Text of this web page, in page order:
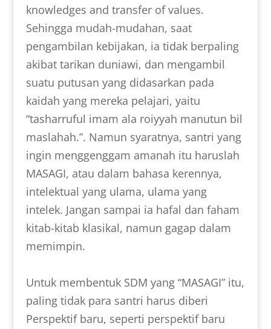
knowledges and transfer of values.
Sehingga mudah-mudahan, saat
pengambilan kebijakan, ia tidak berpaling
akibat tarikan duniawi, dan mengambil
suatu putusan yang didasarkan pada
kaidah yang mereka pelajari, yaitu
“tasharruful imam ala roiyyah manutun bil
maslahah.”. Namun syaratnya, santri yang
ingin menggenggam amanah itu haruslah
MASAGI, atau dalam bahasa kerennya,
intelektual yang ulama, ulama yang
intelek. Jangan sampai ia hafal dan faham
kitab-kitab klasikal, namun gagap dalam
memimpin.
Untuk membentuk SDM yang “MASAGI” itu,
paling tidak para santri harus diberi
Perspektif baru, seperti perspektif baru